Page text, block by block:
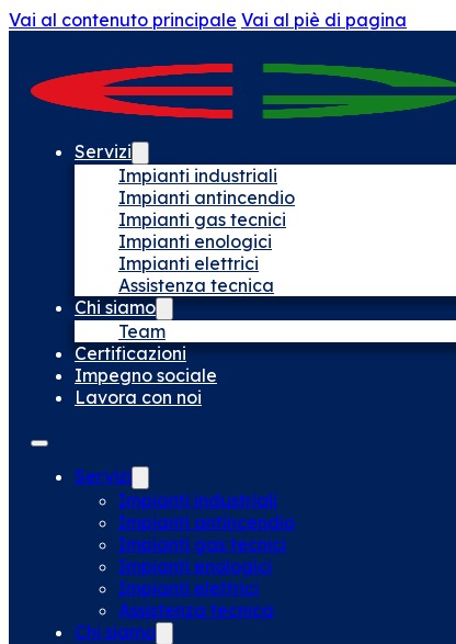
Vai al contenuto principale Vai al piè di pagina
Servizi
Impianti industriali
Impianti antincendio
Impianti gas tecnici
Impianti enologici
Impianti elettrici
Assistenza tecnica
Chi siamo
Team
Certificazioni
Impegno sociale
Lavora con noi
Servizi
Impianti industriali
Impianti antincendio
Impianti gas tecnici
Impianti enologici
Impianti elettrici
Assistenza tecnica
Chi siamo